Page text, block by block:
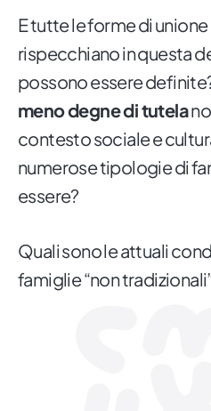
E tutte le forme di unione
rispecchiano in questa
possono essere
meno degne di tutela
contesto sociale e
numerose tipologie di
essere?
Quali sono le attuali
famiglie “non